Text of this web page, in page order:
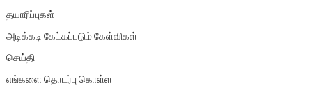
தயாரிப்புகள்
அடிக்கடி கேட்கப்படும் கேள்விகள்
செய்தி
எங்களை தொடர்பு கொள்ள